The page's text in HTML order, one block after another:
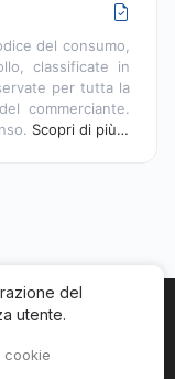
del consumo,
classificate in
per tutta la
commerciante.
Scopri di più…
CGU
del
utente.
cookie